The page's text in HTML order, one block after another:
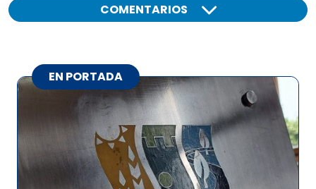
COMENTARIOS
EN PORTADA